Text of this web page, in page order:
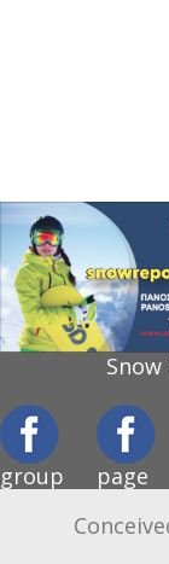
group page